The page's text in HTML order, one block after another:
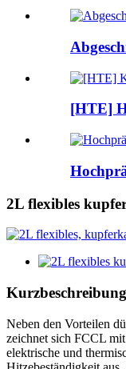
[HTE]
2L flexibles
Neben den Vorteilen
zeichnet sich FCCL
elektrische und